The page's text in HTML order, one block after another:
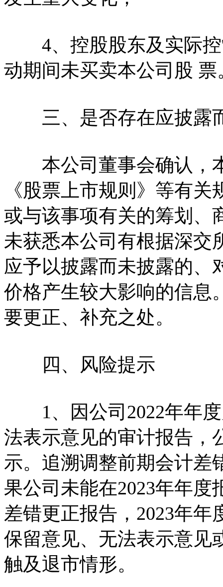
4、控股股东及实际控
动期间未买卖本公司股 票
三、是否存在应披露
本公司董事会确认，
《股票上市规则》等有
或与该事项有关的筹划、
未获悉本公司有根据深交
应予以披露而未披露的、
价格产生较大影响的信息
要更正、补充之处。
四、风险提示
1、因公司2022年年度
法表示意见的审计报告，
示。追溯调整前期会计差
果公司未能在2023年年
差错更正报告，2023年
保留意见、无法表示意见
触及退市情形。